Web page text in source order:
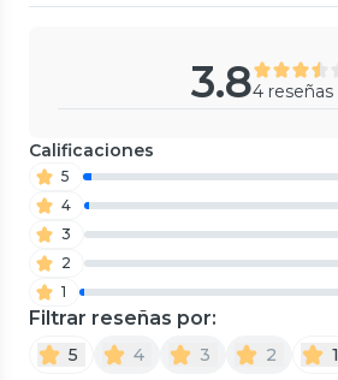
3.84 reseñas
Calificaciones
5
4
3
2
1
Filtrar reseñas por:
5 4 3 2 1